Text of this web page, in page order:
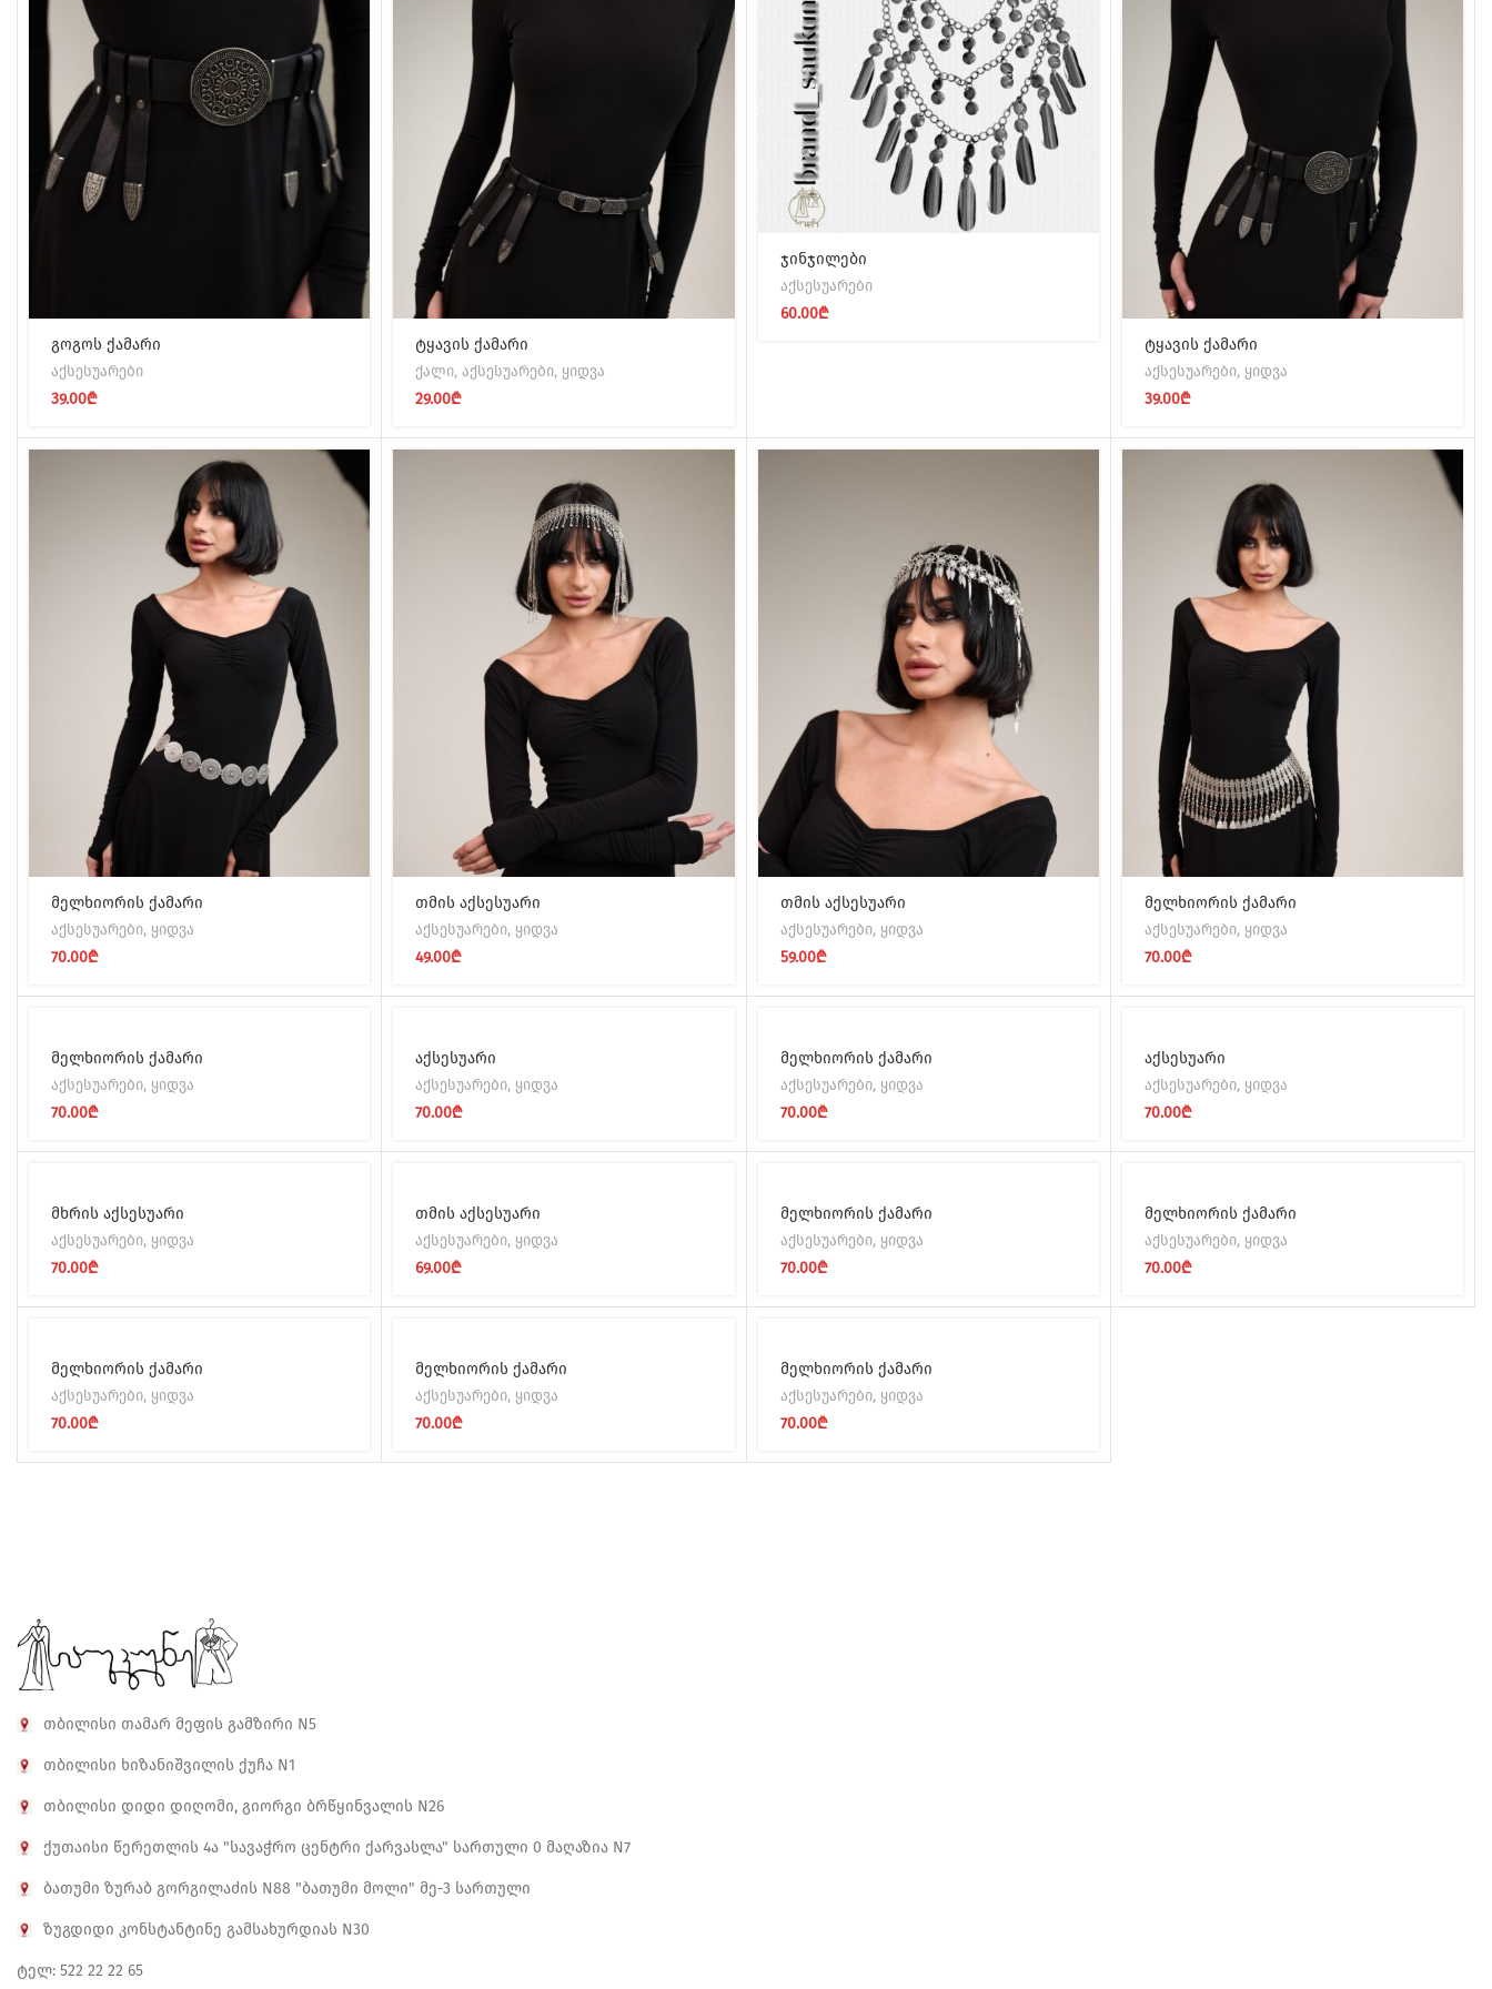
გოგოს ქამარი
აქსესუარები
39.00₾
ტყავის ქამარი
ქალი,აქსესუარები,ყიდვა
29.00₾
ჯინჯილები
აქსესუარები
60.00₾
ტყავის ქამარი
აქსესუარები, ყიდვა
39.00₾
მელხიორის ქამარი
აქსესუარები, ყიდვა
70.00₾
თმის აქსესუარი
აქსესუარები, ყიდვა
49.00₾
თმის აქსესუარი
აქსესუარები, ყიდვა
59.00₾
მელხიორის ქამარი
აქსესუარები, ყიდვა
70.00₾
მელხიორის ქამარი
აქსესუარები, ყიდვა
70.00₾
აქსესუარი
აქსესუარები, ყიდვა
70.00₾
მელხიორის ქამარი
აქსესუარები, ყიდვა
70.00₾
აქსესუარი
აქსესუარები, ყიდვა
70.00₾
მხრის აქსესუარი
აქსესუარები, ყიდვა
70.00₾
თმის აქსესუარი
აქსესუარები, ყიდვა
69.00₾
მელხიორის ქამარი
აქსესუარები, ყიდვა
70.00₾
მელხიორის ქამარი
აქსესუარები, ყიდვა
70.00₾
მელხიორის ქამარი
აქსესუარები, ყიდვა
70.00₾
მელხიორის ქამარი
აქსესუარები, ყიდვა
70.00₾
მელხიორის ქამარი
აქსესუარები, ყიდვა
70.00₾
თბილისი თამარ მეფის გამზირი N5
თბილისი ხიზანიშვილის ქუჩა N1
თბილისი დიდი დიღომი, გიორგი ბრწყინვალის N26
ქუთაისი წერეთლის 4ა "სავაჭრო ცენტრი ქარვასლა" სართული 0 მაღაზია N7
ბათუმი ზურაბ გორგილაძის N88 "ბათუმი მოლი" მე-3 სართული
ზუგდიდი კონსტანტინე გამსახურდიას N30
ტელ: 522 22 22 65